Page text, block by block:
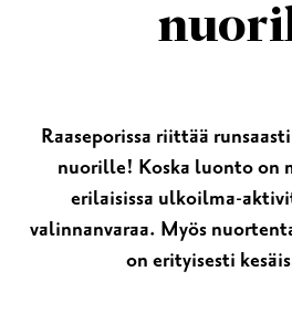
Raaseporissa riittää
nuorille! Koska luonto on
erilaisissa ulkoilma-
valinnanvaraa. Myös
on erityisesti